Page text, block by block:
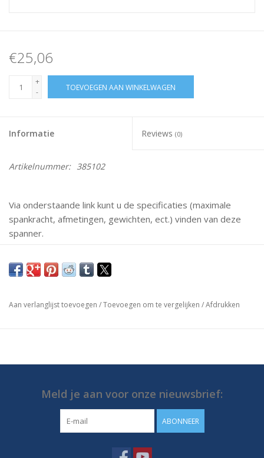
€25,06
+
-
TOEVOEGEN AAN WINKELWAGEN
Informatie Reviews (0)
Artikelnummer: 385102
Via onderstaande link kunt u de specificaties (maximale
spankracht, afmetingen, gewichten, ect.) vinden van deze
spanner.
Mochten er vragen zijn neem dan gerust contact met ons
op.
https://media.destaco.com/assetbank-
Aan verlanglijst toevoegen /Toevoegen om te vergelijken /Afdrukken
Meld je aan voor onze nieuwsbrief:
ABONNEER